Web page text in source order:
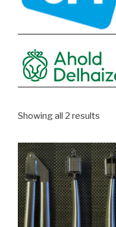
Showing all 2 results